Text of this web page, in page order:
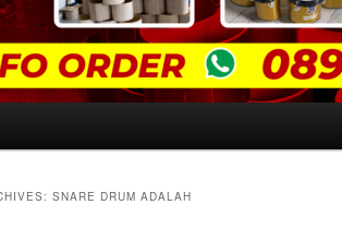
SNARE DRUM ADALAH